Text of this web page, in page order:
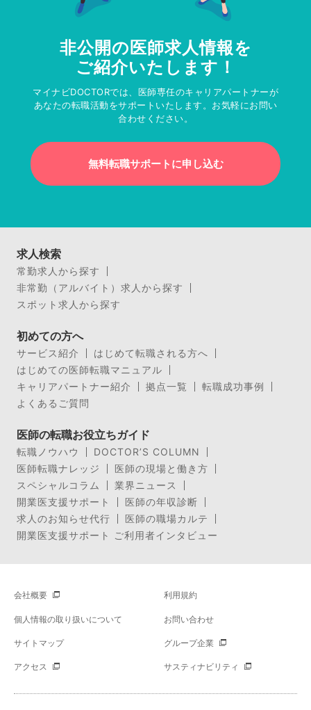
非公開の医師求人情報を
ご紹介いたします！
マイナビDOCTORでは、医師専任のキャリアパートナーが
あなたの転職活動をサポートいたします。お気軽にお問い
合わせください。
無料転職サポートに申し込む
求人検索
常勤求人から探す
非常勤（アルバイト）求人から探す
スポット求人から探す
初めての方へ
サービス紹介
はじめて転職される方へ
はじめての医師転職マニュアル
キャリアパートナー紹介
拠点一覧
転職成功事例
よくあるご質問
医師の転職お役立ちガイド
転職ノウハウ
DOCTOR’S COLUMN
医師転職ナレッジ
医師の現場と働き方
スペシャルコラム
業界ニュース
開業医支援サポート
医師の年収診断
求人のお知らせ代行
医師の職場カルテ
開業医支援サポート ご利用者インタビュー
会社概要 利用規約
個人情報の取り扱いについて お問い合わせ
サイトマップ グループ企業
アクセス サスティナビリティ